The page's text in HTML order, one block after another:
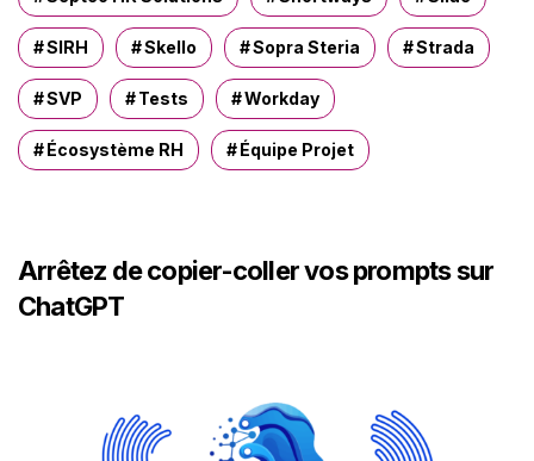
SIRH Skello Sopra Steria Strada
SVP Tests Workday
Écosystème RH Équipe Projet
Arrêtez de copier-coller vos prompts sur
ChatGPT